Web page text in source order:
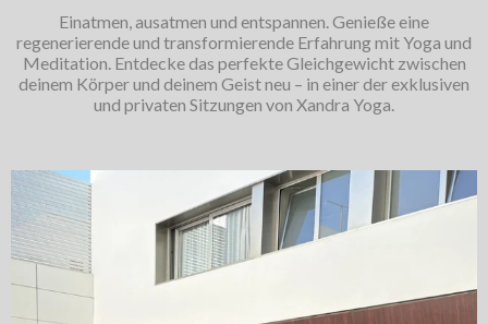
Einatmen, ausatmen und entspannen. Genieße eine
regenerierende und transformierende Erfahrung mit Yoga und
Meditation. Entdecke das perfekte Gleichgewicht zwischen
deinem Körper und deinem Geist neu – in einer der exklusiven
und privaten Sitzungen von Xandra Yoga.